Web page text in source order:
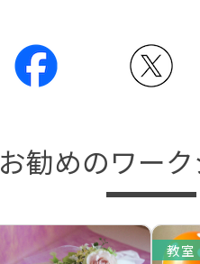
お勧めのワー
教室